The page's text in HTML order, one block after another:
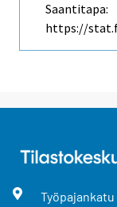
Saantitapa:
https://
Työpajankatu